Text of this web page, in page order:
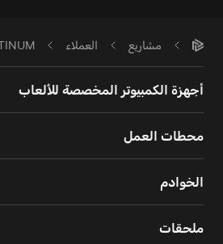
مشاريع العملاء
أجهزة الكمبيوتر المخصصة للألعاب
محطات العمل
الخوادم
ملحقات